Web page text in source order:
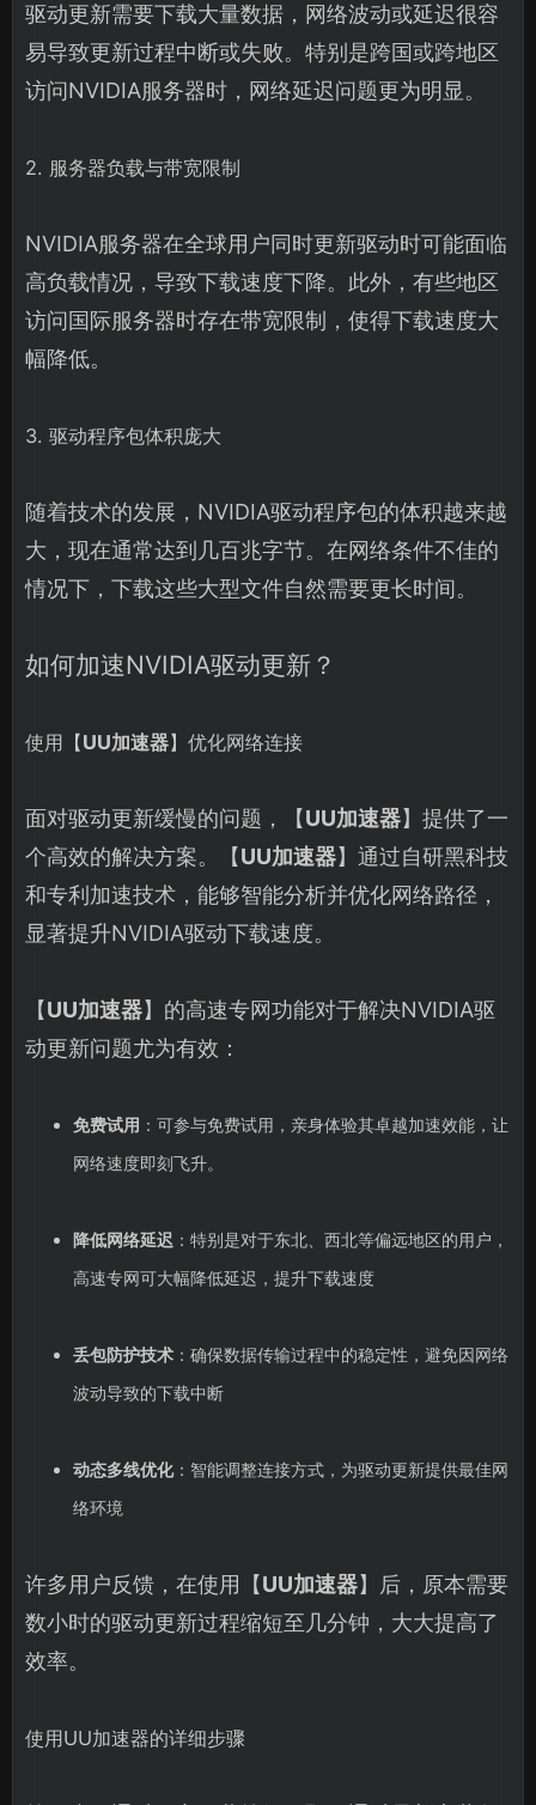
驱动更新需要下载大量数据，网络波动或延迟很容
易导致更新过程中断或失败。特别是跨国或跨地区
访问NVIDIA服务器时，网络延迟问题更为明显。
2. 服务器负载与带宽限制
NVIDIA服务器在全球用户同时更新驱动时可能面临
高负载情况，导致下载速度下降。此外，有些地区
访问国际服务器时存在带宽限制，使得下载速度大
幅降低。
3. 驱动程序包体积庞大
随着技术的发展，NVIDIA驱动程序包的体积越来越
大，现在通常达到几百兆字节。在网络条件不佳的
情况下，下载这些大型文件自然需要更长时间。
如何加速NVIDIA驱动更新？
使用【UU加速器】优化网络连接
面对驱动更新缓慢的问题，【UU加速器】提供了一
个高效的解决方案。【UU加速器】通过自研黑科技
和专利加速技术，能够智能分析并优化网络路径，
显著提升NVIDIA驱动下载速度。
【UU加速器】的高速专网功能对于解决NVIDIA驱
动更新问题尤为有效：
免费试用 ：可参与免费试用，亲身体验其卓越加速效能，让
网络速度即刻飞升。
降低网络延迟 ：特别是对于东北、西北等偏远地区的用户，
高速专网可大幅降低延迟，提升下载速度
丢包防护技术：确保数据传输过程中的稳定性，避免因网络
波动导致的下载中断
动态多线优化：智能调整连接方式，为驱动更新提供最佳网
络环境
许多用户反馈，在使用【UU加速器】后，原本需要
数小时的驱动更新过程缩短至几分钟，大大提高了
效率。
使用UU加速器的详细步骤